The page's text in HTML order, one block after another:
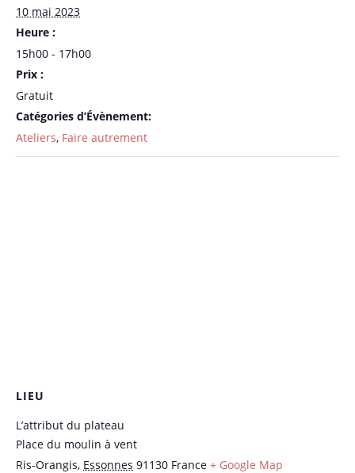
10 mai 2023
Heure :
15h00 - 17h00
Prix :
Gratuit
Catégories d’Évènement:
Ateliers, Faire autrement
LIEU
L’attribut du plateau
Place du moulin à vent
Ris-Orangis, Essonnes 91130 France + Google Map